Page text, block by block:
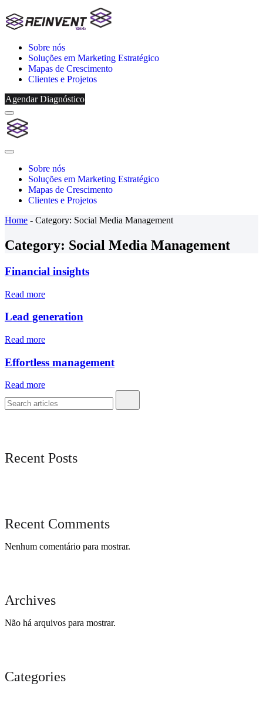
Sobre nós
Soluções em Marketing Estratégico
Mapas de Crescimento
Clientes e Projetos
Agendar Diagnóstico
Menu
Reinvent
Web
Close
Sobre nós
Soluções em Marketing Estratégico
Mapas de Crescimento
Clientes e Projetos
Home - Category: Social Media Management
Category: Social Media Management
Financial insights
Read more
Lead generation
Read more
Effortless management
Read more
Recent Posts
Recent Comments
Nenhum comentário para mostrar.
Archives
Não há arquivos para mostrar.
Categories